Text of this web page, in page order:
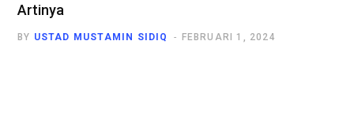
Artinya
BY USTAD MUSTAMIN SIDIQ FEBRUARI 1, 2024